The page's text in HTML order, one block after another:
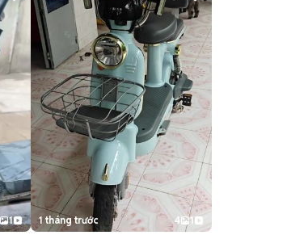
1 1 tháng trước 4 1